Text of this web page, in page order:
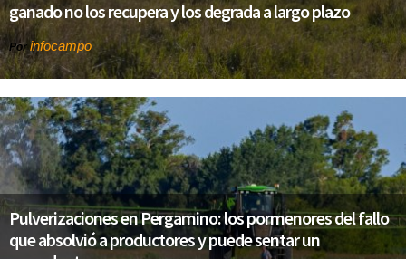
ganado no los recupera y los degrada a largo plazo
Por infocampo
Pulverizaciones en Pergamino: los pormenores del fallo
que absolvió a productores y puede sentar un